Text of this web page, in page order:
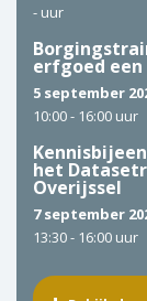
- uur
erfgoed
5 september
10:00 - 16:00 uur
het
Overijssel
7 september
13:30 - 16:00 uur